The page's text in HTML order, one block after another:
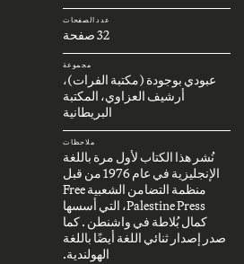
عدد الصفحات
32 صفحة
مجموعة
عبودي بوجودة (مكتبة الفرات)،
أرشيف العزاوي، المكتبة
البريطانية
ملاحظات
نُشر هذا الكتاب لأول مرة باللغة
الإنجليزية في عام 1976 من قبل
منظمة التضامن الشعبية Free
Palestine Press، التي أسسها
كمال بُلاطة في واشنطن . كما
صدر إصدار ثنائي اللغة أيضًا باللغة
الهولندية.